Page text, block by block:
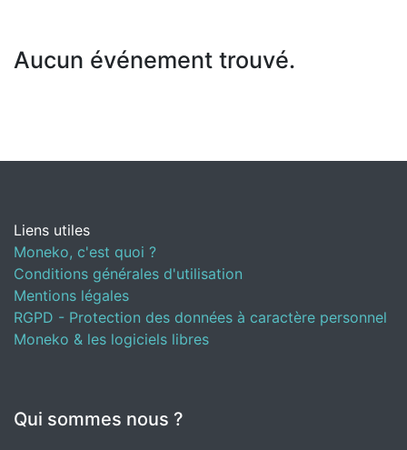
Aucun événement trouvé.
Liens utiles
Moneko, c'est quoi ?
Conditions générales d'utilisation
Mentions légales
RGPD - Protection des données à caractère personnel
Moneko & les logiciels libres
Qui sommes nous ?